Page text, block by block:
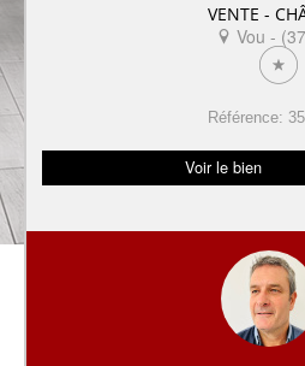
VENTE -
Vou -
Référence:
Voir le bien